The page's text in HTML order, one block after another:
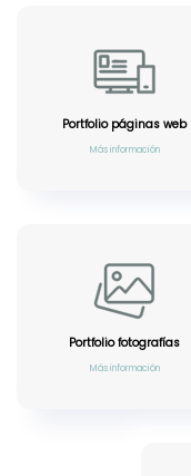
Portfolio páginas web
Más información
Portfolio fotografías
Más información